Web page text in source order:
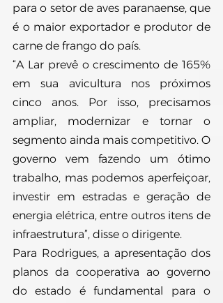
para o setor de aves paranaense, que
é o maior exportador e produtor de
carne de frango do país.
“A Lar prevê o crescimento de 165%
em sua avicultura nos próximos
cinco anos. Por isso, precisamos
ampliar, modernizar e tornar o
segmento ainda mais competitivo. O
governo vem fazendo um ótimo
trabalho, mas podemos aperfeiçoar,
investir em estradas e geração de
energia elétrica, entre outros itens de
infraestrutura”, disse o dirigente.
Para Rodrigues, a apresentação dos
planos da cooperativa ao governo
do estado é fundamental para o